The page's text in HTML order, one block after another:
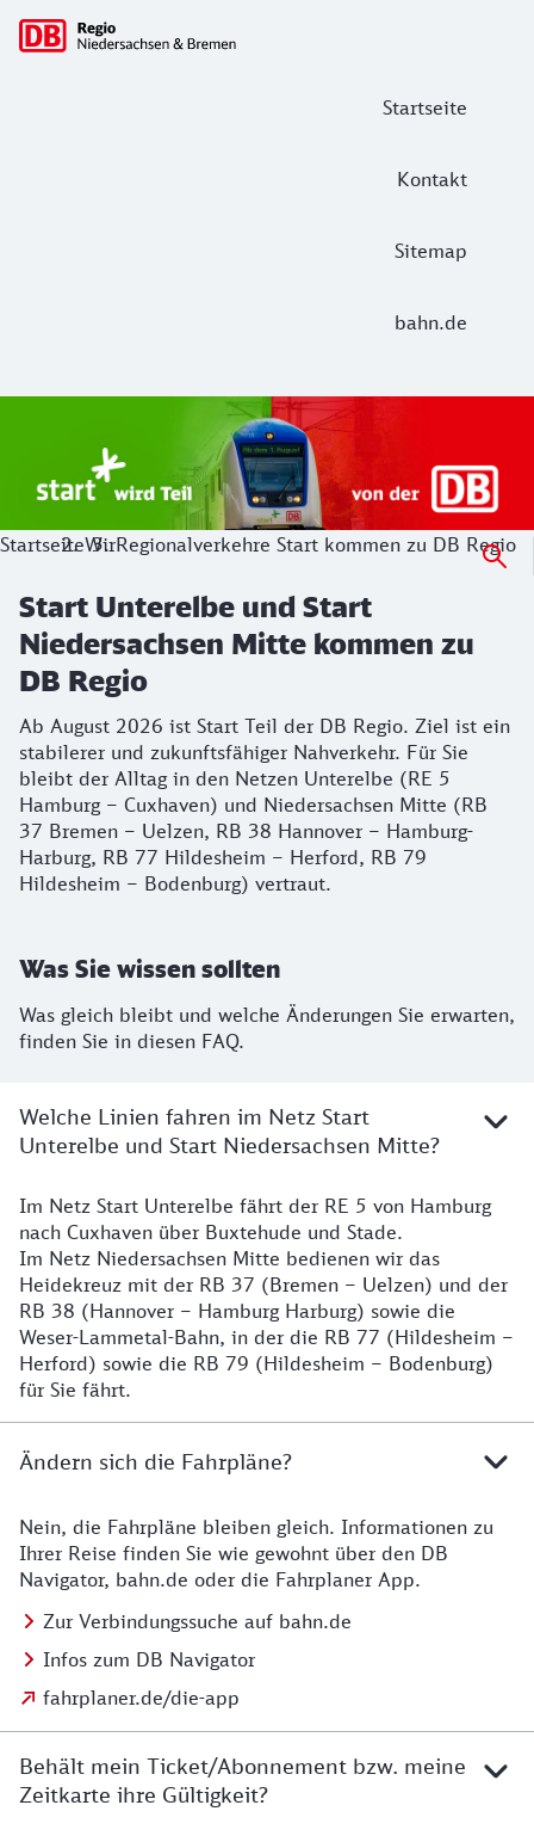
Startseite
Kontakt
Sitemap
bahn.de
Hauptnavigation
Start Unterelbe und Start
Ab August 2026 ist Start Teil der DB Regio. Ziel ist ein
StartseiteWirRegionalverkehre Start kommen zu DB Regio
Start Unterelbe und Start
Niedersachsen Mitte kommen zu
DB Regio
Ab August 2026 ist Start Teil der DB Regio. Ziel ist ein
stabilerer und zukunftsfähiger Nahverkehr. Für Sie
bleibt der Alltag in den Netzen Unterelbe (RE 5
Hamburg – Cuxhaven) und Niedersachsen Mitte (RB
37 Bremen – Uelzen, RB 38 Hannover – Hamburg-
Harburg, RB 77 Hildesheim – Herford, RB 79
Hildesheim – Bodenburg) vertraut.
Was Sie wissen sollten
Was gleich bleibt und welche Änderungen Sie erwarten,
finden Sie in diesen FAQ.
Welche Linien fahren im Netz Start
Unterelbe und Start Niedersachsen Mitte?
Details
Im Netz Start Unterelbe fährt der RE 5 von Hamburg
nach Cuxhaven über Buxtehude und Stade.
Im Netz Niedersachsen Mitte bedienen wir das
Heidekreuz mit der RB 37 (Bremen – Uelzen) und der
RB 38 (Hannover – Hamburg Harburg) sowie die
Weser-Lammetal-Bahn, in der die RB 77 (Hildesheim –
Herford) sowie die RB 79 (Hildesheim – Bodenburg)
für Sie fährt.
Ändern sich die Fahrpläne?
Details zu den Fahrplänen
Nein, die Fahrpläne bleiben gleich. Informationen zu
Ihrer Reise finden Sie wie gewohnt über den DB
Navigator, bahn.de oder die Fahrplaner App.
Zur Verbindungssuche auf bahn.de
Infos zum DB Navigator
fahrplaner.de/die-app
Behält mein Ticket/Abonnement bzw. meine
Zeitkarte ihre Gültigkeit?